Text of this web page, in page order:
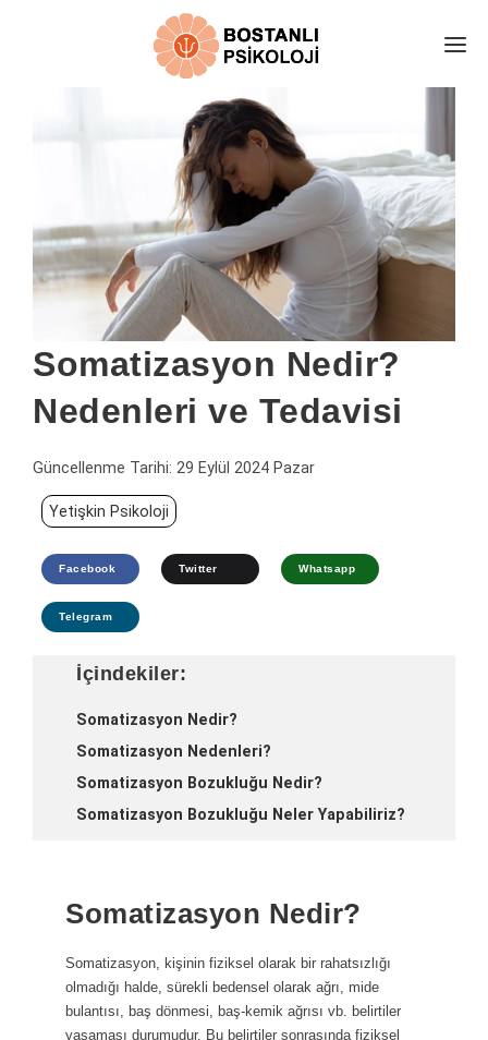
DANIŞAN YORUMLARI
ÜCRETLER
İLETİŞİM
PSİKOLOJİ ALANLARI
KARAMSARLIK TESTİ
ÜCRETSİZ GÖRÜŞ AL
Somatizasyon Nedir?
Nedenleri ve Tedavisi
Güncellenme Tarihi: 29 Eylül 2024 Pazar
Yetişkin Psikoloji
Facebook Twitter Whatsapp
Telegram
İçindekiler:
Somatizasyon Nedir?
Somatizasyon Nedenleri?
Somatizasyon Bozukluğu Nedir?
Somatizasyon Bozukluğu Neler Yapabiliriz?
Somatizasyon Nedir?
Somatizasyon, kişinin fiziksel olarak bir rahatsızlığı
olmadığı halde, sürekli bedensel olarak ağrı, mide
bulantısı, baş dönmesi, baş-kemik ağrısı vb. belirtiler
yaşaması durumudur. Bu belirtiler sonrasında fiziksel